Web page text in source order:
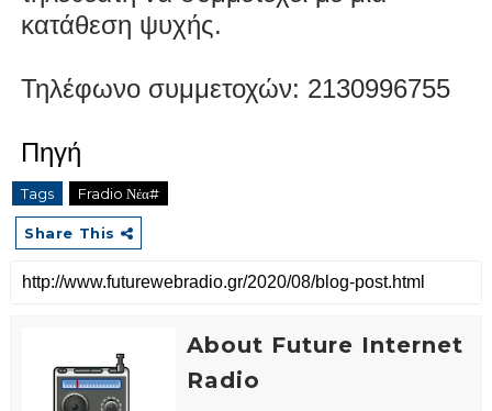
κατάθεση ψυχής.
Τηλέφωνο συμμετοχών: 2130996755
Πηγή
Tags Fradio Νέα#
Share This
About Future Internet
Radio